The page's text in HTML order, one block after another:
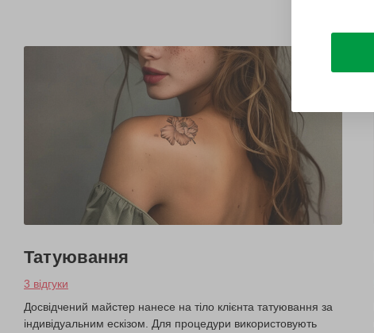
Татуювання
3 відгуки
Досвідчений майстер нанесе на тіло клієнта татуювання за
індивідуальним ескізом. Для процедури використовують